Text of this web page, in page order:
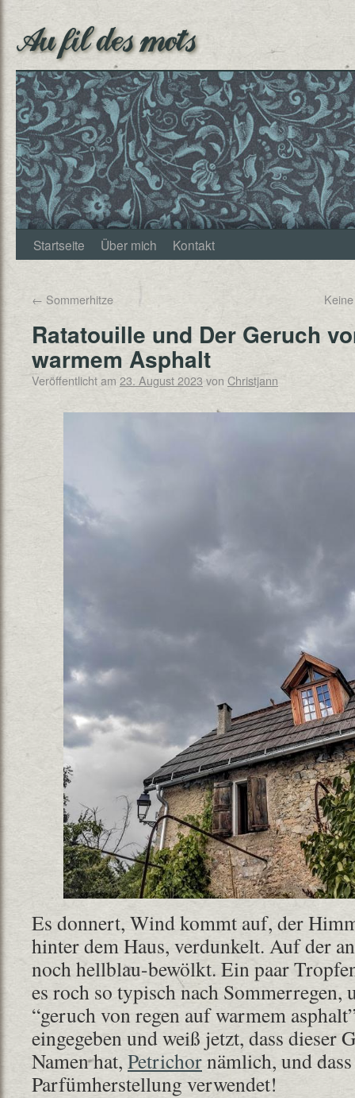
Au fil des mots
Startseite Über mich Kontakt
← Sommerhitze
Ratatouille und Der Geruch
warmem Asphalt
Veröffentlicht am 23. August 2023 von Christjann
Es donnert, Wind kommt auf, der
hinter dem Haus, verdunkelt. Auf der
noch hellblau-bewölkt. Ein paar
es roch so typisch nach Sommerregen,
“geruch von regen auf warmem
eingegeben und weiß jetzt, dass dieser
Namen hat, Petrichornämlich, und
Parfümherstellung verwendet!